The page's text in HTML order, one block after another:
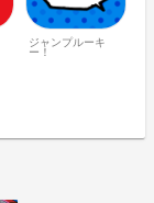
ジャンプルーキ
ー！